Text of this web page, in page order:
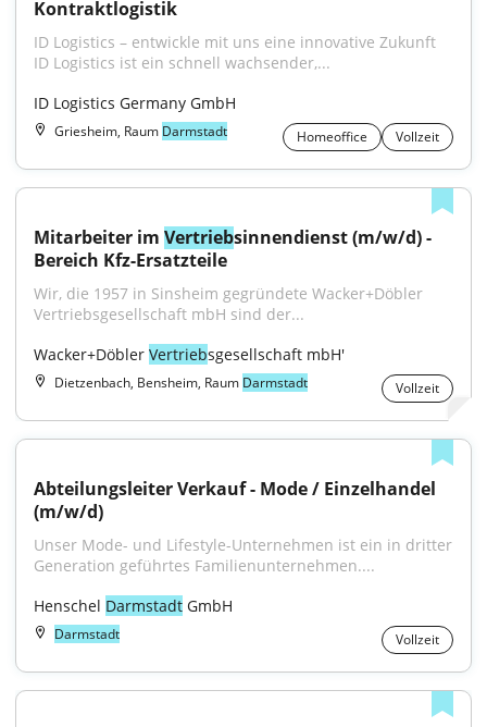
Kontraktlogistik
ID Logistics – entwickle mit uns eine innovative Zukunft
ID Logistics ist ein schnell wachsender,...
ID Logistics Germany GmbH
Griesheim, Raum Darmstadt Homeoffice Vollzeit
Mitarbeiter im Vertriebsinnendienst (m/w/d) -
Bereich Kfz-Ersatzteile
Wir, die 1957 in Sinsheim gegründete Wacker+Döbler
Vertriebsgesellschaft mbH sind der...
Wacker+Döbler Vertriebsgesellschaft mbH'
Dietzenbach, Bensheim, Raum Darmstadt Vollzeit
Abteilungsleiter Verkauf - Mode / Einzelhandel
(m/w/d)
Unser Mode- und Lifestyle-Unternehmen ist ein in dritter
Generation geführtes Familienunternehmen....
Henschel Darmstadt GmbH
Darmstadt Vollzeit